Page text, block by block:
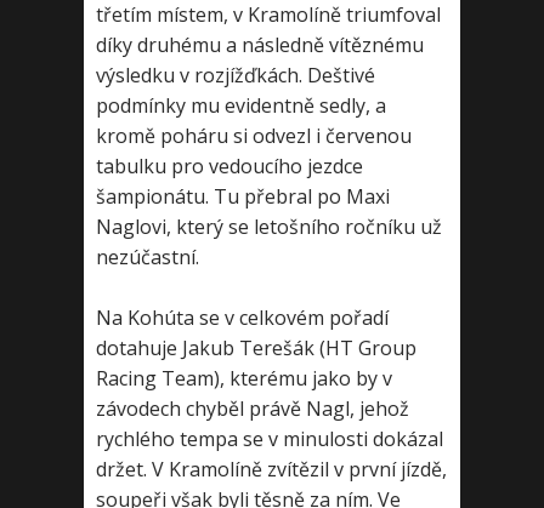
třetím místem, v Kramolíně triumfoval
díky druhému a následně vítěznému
výsledku v rozjížďkách. Deštivé
podmínky mu evidentně sedly, a
kromě poháru si odvezl i červenou
tabulku pro vedoucího jezdce
šampionátu. Tu přebral po Maxi
Naglovi, který se letošního ročníku už
nezúčastní.
Na Kohúta se v celkovém pořadí
dotahuje Jakub Terešák (HT Group
Racing Team), kterému jako by v
závodech chyběl právě Nagl, jehož
rychlého tempa se v minulosti dokázal
držet. V Kramolíně zvítězil v první jízdě,
soupeři však byli těsně za ním. Ve